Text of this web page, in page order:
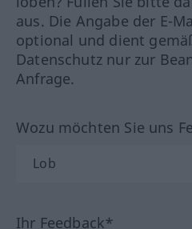
aus. Die Angabe der E-
optional und dient
Datenschutz nur zur
Anfrage.
Wozu möchten Sie uns
Ihr Feedback*